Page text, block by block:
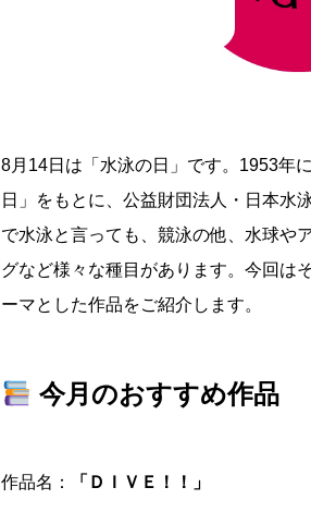
8月14日は「水泳の日」です。1953年
日」をもとに、公益財団法人・日本水
で水泳と言っても、競泳の他、水球や
グなど様々な種目があります。今回は
ーマとした作品をご紹介します。
今月のおすすめ作品
作品名： 「ＤＩＶＥ！！」